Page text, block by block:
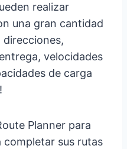
realizar
una gran cantidad
direcciones,
velocidades
de carga
Planner para
completar sus rutas